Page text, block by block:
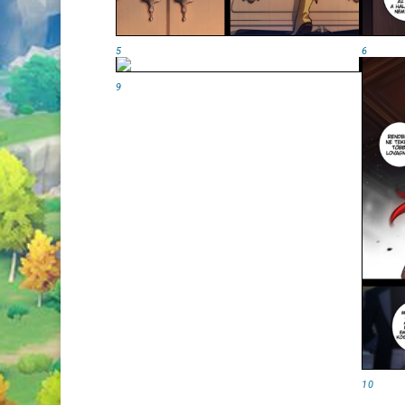
5 6
9
10